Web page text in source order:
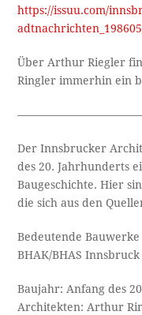
https://issuu.com/
Über Arthur Riegler
Ringler immerhin ein
Der Innsbrucker
des 20. Jahrhunderts
Baugeschichte. Hier
die sich aus den
Bedeutende
BHAK/BHAS Innsbruck
Baujahr: Anfang des
Architekten: Arthur